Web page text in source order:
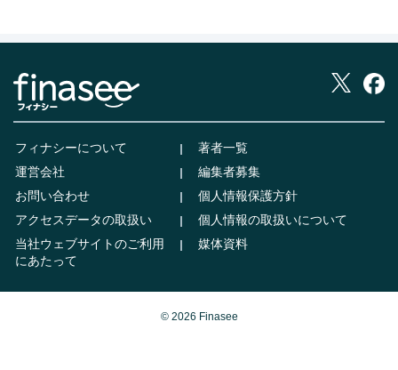
フィナシーについて
著者一覧
運営会社
編集者募集
お問い合わせ
個人情報保護方針
アクセスデータの取扱い
個人情報の取扱いについて
当社ウェブサイトのご利用
にあたって
媒体資料
© 2026 Finasee